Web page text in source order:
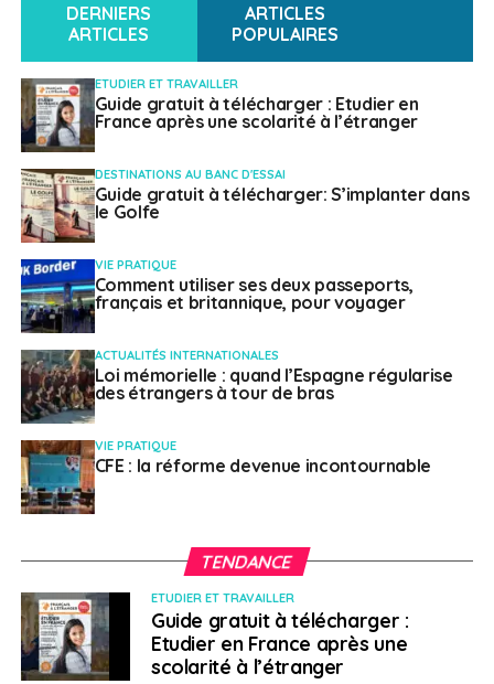
NE RATEZ PAS
Les derniers conseils aux voyageurs du Quai
d’Orsay
DERNIERS
ARTICLES
ARTICLES
POPULAIRES
ETUDIER ET TRAVAILLER
Guide gratuit à télécharger : Etudier en
France après une scolarité à l’étranger
DESTINATIONS AU BANC D'ESSAI
Guide gratuit à télécharger: S’implanter dans
le Golfe
VIE PRATIQUE
Comment utiliser ses deux passeports,
français et britannique, pour voyager
ACTUALITÉS INTERNATIONALES
Loi mémorielle : quand l’Espagne régularise
des étrangers à tour de bras
VIE PRATIQUE
CFE : la réforme devenue incontournable
TENDANCE
ETUDIER ET TRAVAILLER
Guide gratuit à télécharger :
Etudier en France après une
scolarité à l’étranger